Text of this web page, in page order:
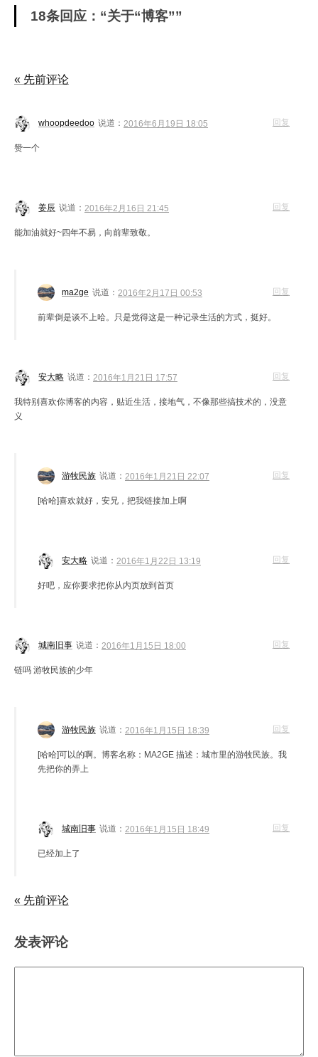
18条回应：“关于“博客””
« 先前评论
whoopdeedoo 说道： 2016年6月19日 18:05
赞一个
回复
姜辰 说道： 2016年2月16日 21:45
能加油就好~四年不易，向前辈致敬。
回复
ma2ge 说道： 2016年2月17日 00:53
前辈倒是谈不上哈。只是觉得这是一种记录生活的方式，挺好。
回复
安大略 说道： 2016年1月21日 17:57
我特别喜欢你博客的内容，贴近生活，接地气，不像那些搞技术的，没意
义
回复
游牧民族 说道： 2016年1月21日 22:07
[哈哈]喜欢就好，安兄，把我链接加上啊
回复
安大略 说道： 2016年1月22日 13:19
好吧，应你要求把你从内页放到首页
回复
城南旧事 说道： 2016年1月15日 18:00
链吗 游牧民族的少年
回复
游牧民族 说道： 2016年1月15日 18:39
[哈哈]可以的啊。博客名称：MA2GE 描述：城市里的游牧民族。我
先把你的弄上
回复
城南旧事 说道： 2016年1月15日 18:49
已经加上了
回复
« 先前评论
发表评论